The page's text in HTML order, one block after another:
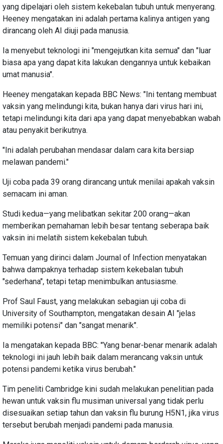
yang dipelajari oleh sistem kekebalan tubuh untuk menyerang.
Heeney mengatakan ini adalah pertama kalinya antigen yang
dirancang oleh AI diuji pada manusia.
Ia menyebut teknologi ini "mengejutkan kita semua" dan "luar
biasa apa yang dapat kita lakukan dengannya untuk kebaikan
umat manusia".
Heeney mengatakan kepada BBC News: "Ini tentang membuat
vaksin yang melindungi kita, bukan hanya dari virus hari ini,
tetapi melindungi kita dari apa yang dapat menyebabkan wabah
atau penyakit berikutnya.
"Ini adalah perubahan mendasar dalam cara kita bersiap
melawan pandemi."
Uji coba pada 39 orang dirancang untuk menilai apakah vaksin
semacam ini aman.
Studi kedua—yang melibatkan sekitar 200 orang—akan
memberikan pemahaman lebih besar tentang seberapa baik
vaksin ini melatih sistem kekebalan tubuh.
Temuan yang dirinci dalam Journal of Infection menyatakan
bahwa dampaknya terhadap sistem kekebalan tubuh
"sederhana", tetapi tetap menimbulkan antusiasme.
Prof Saul Faust, yang melakukan sebagian uji coba di
University of Southampton, mengatakan desain AI "jelas
memiliki potensi" dan "sangat menarik".
Ia mengatakan kepada BBC: "Yang benar-benar menarik adalah
teknologi ini jauh lebih baik dalam merancang vaksin untuk
potensi pandemi ketika virus berubah."
Tim peneliti Cambridge kini sudah melakukan penelitian pada
hewan untuk vaksin flu musiman universal yang tidak perlu
disesuaikan setiap tahun dan vaksin flu burung H5N1, jika virus
tersebut berubah menjadi pandemi pada manusia.